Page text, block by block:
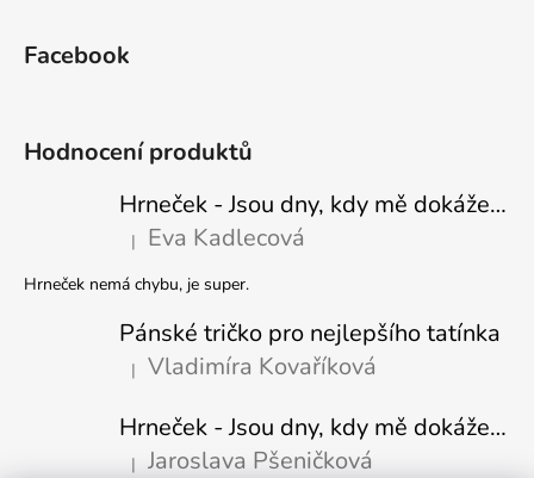
Facebook
Hodnocení produktů
Hrneček - Jsou dny, kdy mě dokáže nasrat i vzduch - Sova
Hodnocení produktu je 5 z 5 hvězdiček.
| Eva Kadlecová
Hrneček nemá chybu, je super.
Pánské tričko pro nejlepšího tatínka
Hodnocení produktu je 5 z 5 hvězdiček.
| Vladimíra Kovaříková
Hrneček - Jsou dny, kdy mě dokáže nasrat i vzduch-naštvaný pejsek
Hodnocení produktu je 5 z 5 hvězdiček.
| Jaroslava Pšeničková